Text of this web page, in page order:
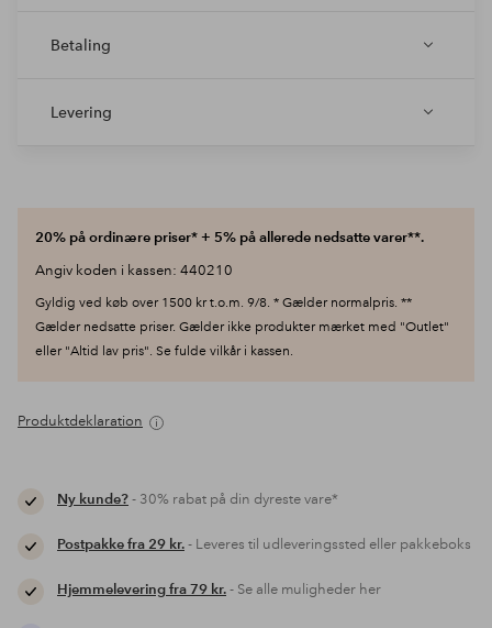
Betaling
Levering
20% på ordinære priser* + 5% på allerede nedsatte varer**.
Angiv koden i kassen: 440210
Gyldig ved køb over 1500 kr t.o.m. 9/8. * Gælder normalpris. **
Gælder nedsatte priser. Gælder ikke produkter mærket med "Outlet"
eller "Altid lav pris". Se fulde vilkår i kassen.
Produktdeklaration
Ny kunde?- 30% rabat på din dyreste vare*
Postpakke fra 29 kr.- Leveres til udleveringssted eller pakkeboks
Hjemmelevering fra 79 kr.- Se alle muligheder her